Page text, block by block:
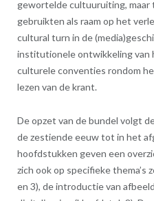
gewortelde cultuuruiting, maar
gebruikten als raam op het
cultural turn in de
institutionele ontwikkeling van
culturele conventies rondom
lezen van de krant.
De opzet van de bundel volgt
de zestiende eeuw tot in het
hoofdstukken geven een
zich ook op specifieke thema’s
en 3), de introductie van